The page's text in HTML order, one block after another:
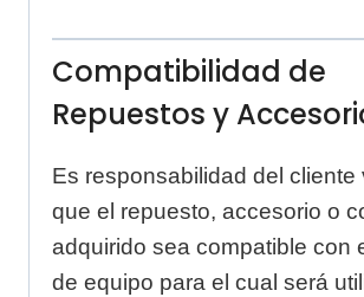
Compatibilidad de
Repuestos y
Es responsabilidad del cliente
que el repuesto, accesorio o
adquirido sea compatible con
de equipo para el cual será